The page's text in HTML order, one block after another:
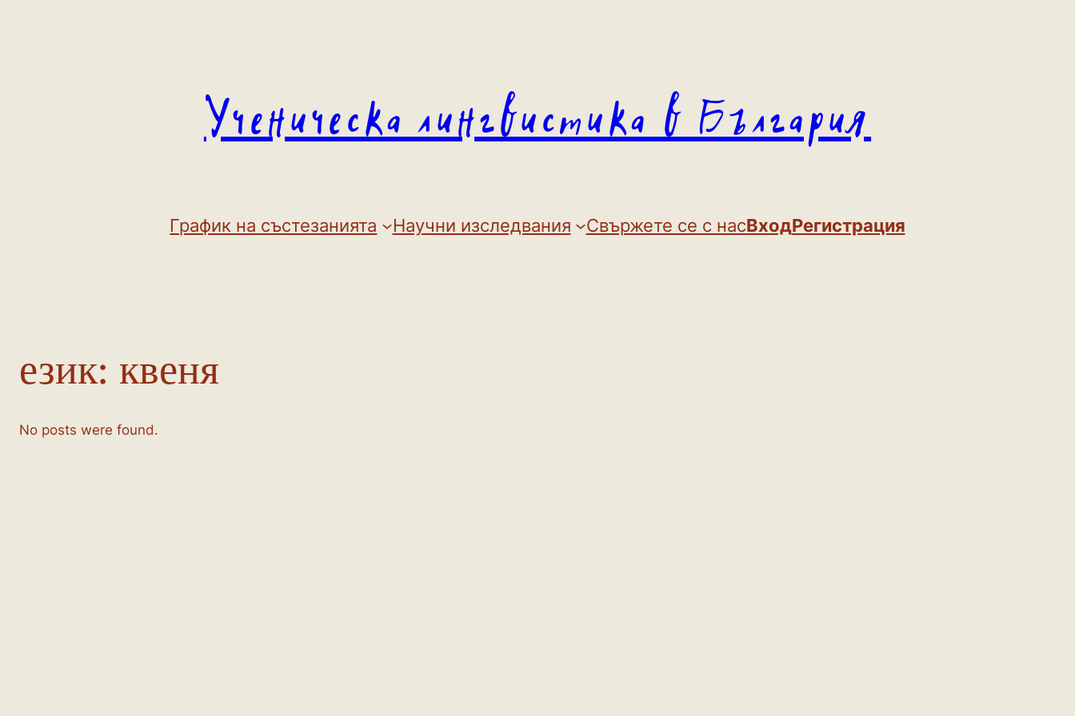
Ученическа лингвистика в България
График на състезанията Научни изследвания Свържете се с насВходРегистрация
език: квеня
No posts were found.